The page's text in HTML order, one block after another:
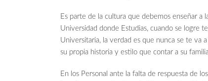
Es parte de la cultura que debemos enseñar a
Universidad donde Estudias, cuando se logre
Universitaria, la verdad es que nunca se te va
su propia historia y estilo que contar a su
En los Personal ante la falta de respuesta de